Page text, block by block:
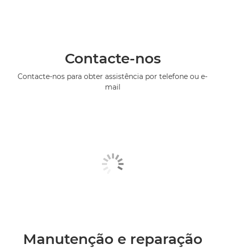
Contacte-nos
Contacte-nos para obter assistência por telefone ou e-
mail
Manutenção e reparação